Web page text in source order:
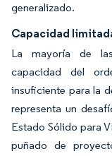
generalizado.
Capacidad
La mayoría de
capacidad del
insuficiente para la
representa un
Estado Sólido para
puñado de